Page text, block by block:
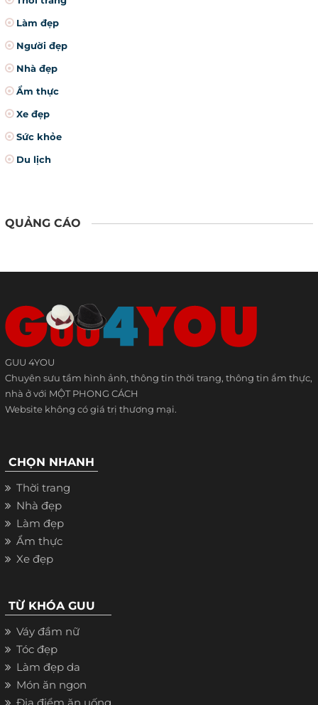
Làm đẹp
Người đẹp
Nhà đẹp
Ẩm thực
Xe đẹp
Sức khỏe
Du lịch
QUẢNG CÁO
GUU 4YOU
Chuyên sưu tầm hình ảnh, thông tin thời trang, thông tin ẩm thực,
nhà ở với MỘT PHONG CÁCH
Website không có giá trị thương mại.
CHỌN NHANH
Thời trang
Nhà đẹp
Làm đẹp
Ẩm thực
Xe đẹp
TỪ KHÓA GUU
Váy đầm nữ
Tóc đẹp
Làm đẹp da
Món ăn ngon